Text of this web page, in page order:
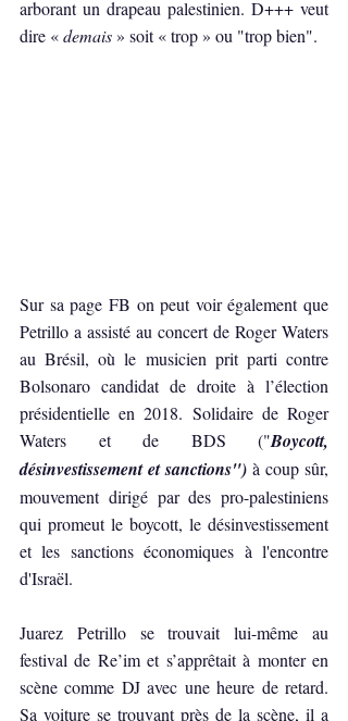
arborant un drapeau palestinien. D+++ veut
dire « demais » soit « trop » ou "trop bien".
Sur sa page FB on peut voir également que
Petrillo a assisté au concert de Roger Waters
au Brésil, où le musicien prit parti contre
Bolsonaro candidat de droite à l’élection
présidentielle en 2018. Solidaire de Roger
Waters et de BDS ("Boycott,
désinvestissement et sanctions") à coup sûr,
mouvement dirigé par des pro-palestiniens
qui promeut le boycott, le désinvestissement
et les sanctions économiques à l'encontre
d'Israël.
Juarez Petrillo se trouvait lui-même au
festival de Re’im et s’apprêtait à monter en
scène comme DJ avec une heure de retard.
Sa voiture se trouvant près de la scène, il a